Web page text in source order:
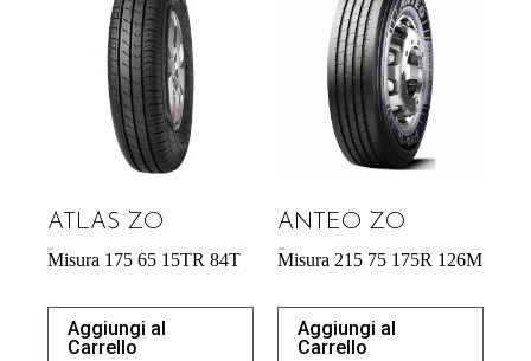
ATLAS ZO
Misura 175 65 15TR 84T
Aggiungi al
Carrello
ANTEO ZO
Misura 215 75 175R 126M
Aggiungi al
Carrello